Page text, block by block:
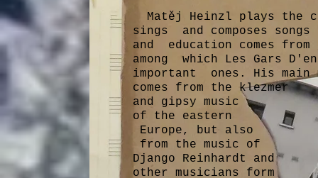
Matěj Heinzl plays the
sings and composes
and education comes
among which Les Gars
important ones. His
comes from the klezmer
and gipsy music
of the eastern
Europe, but also
from the music of
Django Reinhardt and
other musicians form